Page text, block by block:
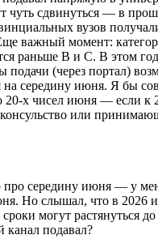
чуть сдвинуться — в
вузов
важный момент:
раньше B и C. В этом
подачи (через портал)
на середину июня. Я бы
20-х чисел июня — если
или
середину июня — у
Но слышал, что в 2026
могут растянуться
канал подавал?